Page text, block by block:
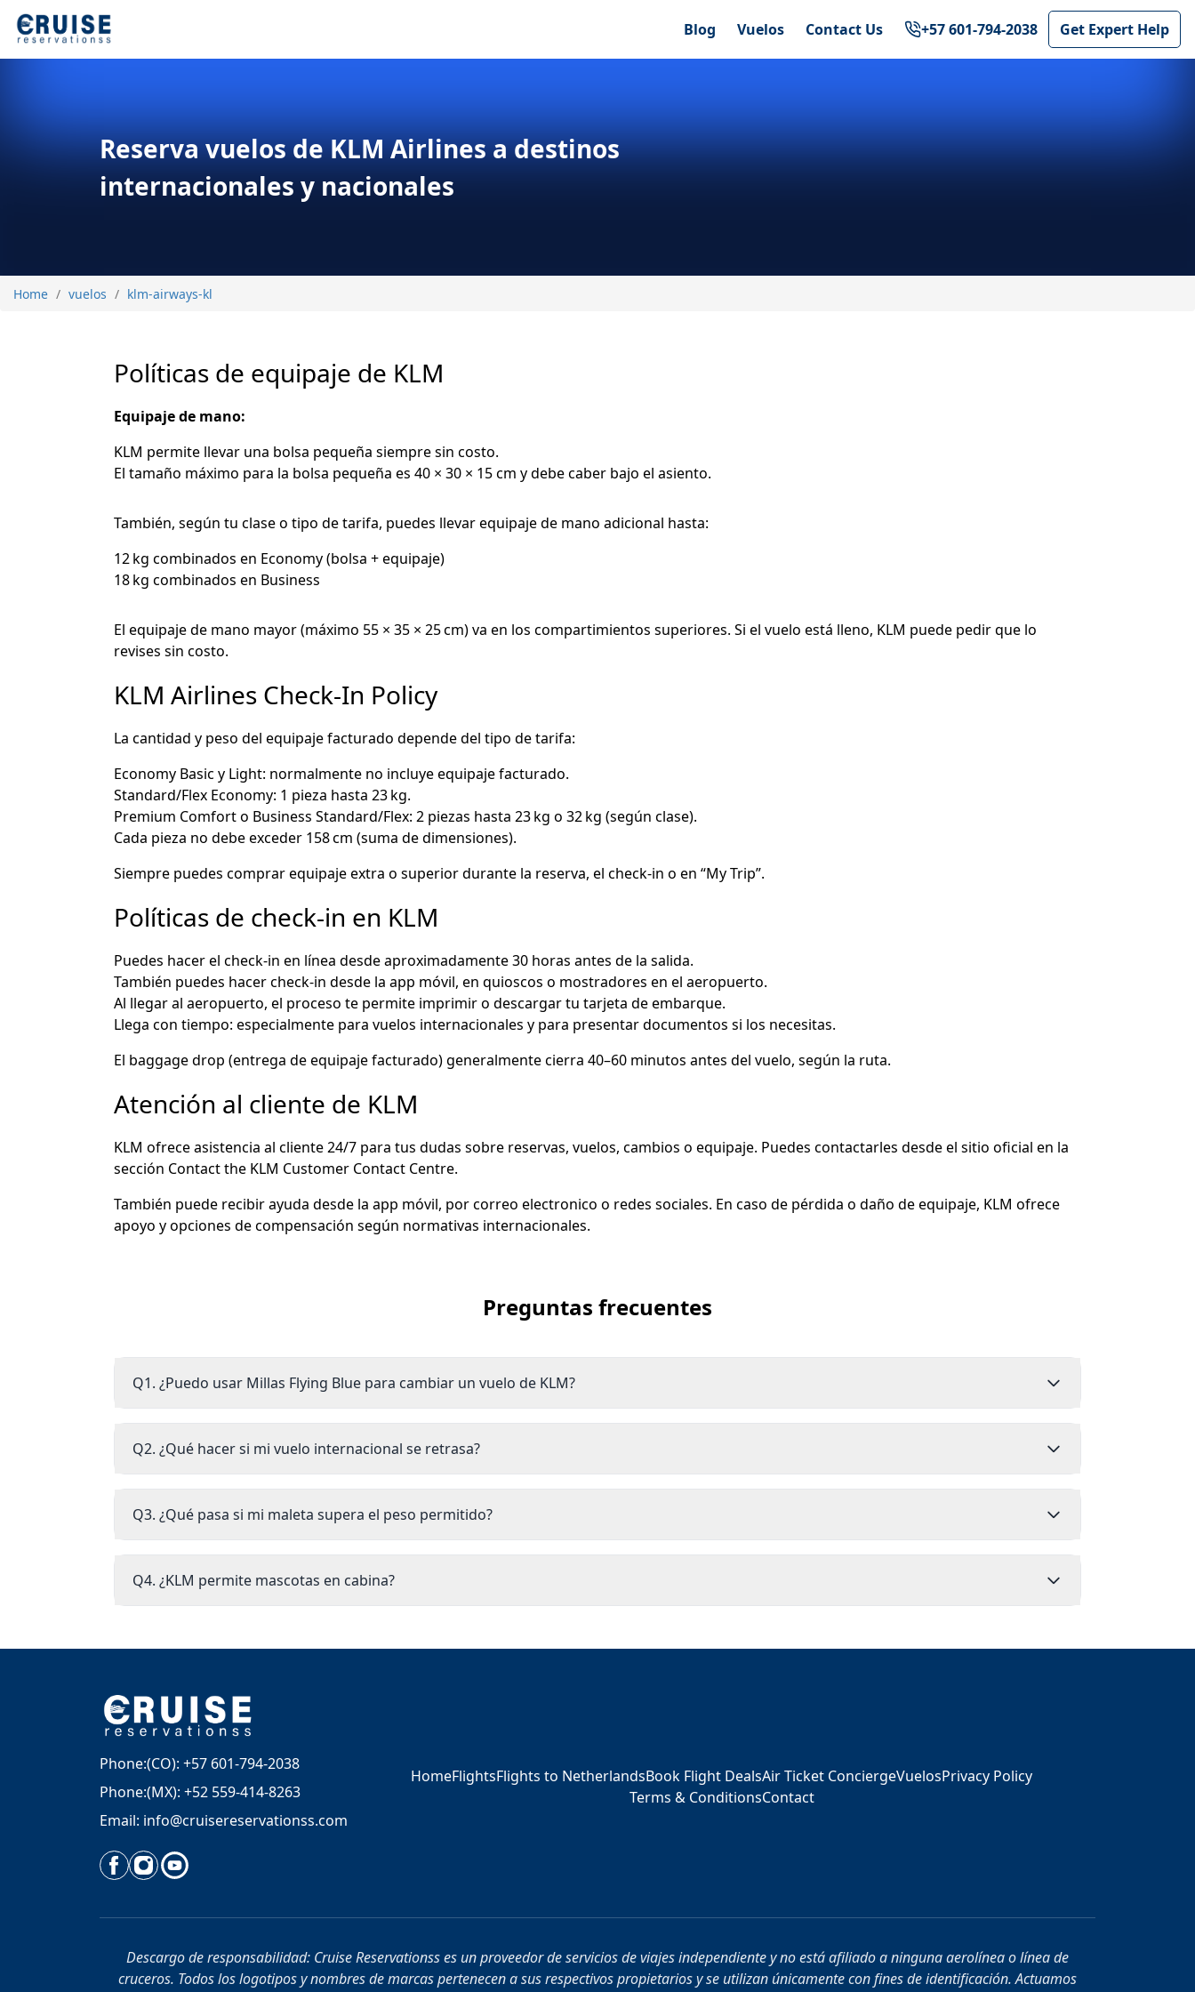
Blog Vuelos Contact Us +57 601-794-2038 Get Expert Help
Reserva vuelos de KLM Airlines a destinos
internacionales y nacionales
Home vuelos klm-airways-kl
Políticas de equipaje de KLM
Equipaje de mano:
KLM permite llevar una bolsa pequeña siempre sin costo.
El tamaño máximo para la bolsa pequeña es 40 × 30 × 15 cm y debe caber bajo el asiento.
También, según tu clase o tipo de tarifa, puedes llevar equipaje de mano adicional hasta:
12 kg combinados en Economy (bolsa + equipaje)
18 kg combinados en Business
El equipaje de mano mayor (máximo 55 × 35 × 25 cm) va en los compartimientos superiores. Si el vuelo está lleno, KLM puede pedir que lo
revises sin costo.
KLM Airlines Check-In Policy
La cantidad y peso del equipaje facturado depende del tipo de tarifa:
Economy Basic y Light: normalmente no incluye equipaje facturado.
Standard/Flex Economy: 1 pieza hasta 23 kg.
Premium Comfort o Business Standard/Flex: 2 piezas hasta 23 kg o 32 kg (según clase).
Cada pieza no debe exceder 158 cm (suma de dimensiones).
Siempre puedes comprar equipaje extra o superior durante la reserva, el check‑in o en “My Trip”.
Políticas de check‑in en KLM
Puedes hacer el check‑in en línea desde aproximadamente 30 horas antes de la salida.
También puedes hacer check‑in desde la app móvil, en quioscos o mostradores en el aeropuerto.
Al llegar al aeropuerto, el proceso te permite imprimir o descargar tu tarjeta de embarque.
Llega con tiempo: especialmente para vuelos internacionales y para presentar documentos si los necesitas.
El baggage drop (entrega de equipaje facturado) generalmente cierra 40–60 minutos antes del vuelo, según la ruta.
Atención al cliente de KLM
KLM ofrece asistencia al cliente 24/7 para tus dudas sobre reservas, vuelos, cambios o equipaje. Puedes contactarles desde el sitio oficial en la
sección Contact the KLM Customer Contact Centre.
También puede recibir ayuda desde la app móvil, por correo electronico o redes sociales. En caso de pérdida o daño de equipaje, KLM ofrece
apoyo y opciones de compensación según normativas internacionales.
Preguntas frecuentes
Q1. ¿Puedo usar Millas Flying Blue para cambiar un vuelo de KLM?
Q2. ¿Qué hacer si mi vuelo internacional se retrasa?
Q3. ¿Qué pasa si mi maleta supera el peso permitido?
Q4. ¿KLM permite mascotas en cabina?
Phone:(CO): +57 601-794-2038
Phone:(MX): +52 559-414-8263
Email: info@cruisereservationss.com
HomeFlightsFlights to NetherlandsBook Flight DealsAir Ticket ConciergeVuelosPrivacy Policy
Terms & ConditionsContact
Descargo de responsabilidad: Cruise Reservationss es un proveedor de servicios de viajes independiente y no está afiliado a ninguna aerolínea o línea de
cruceros. Todos los logotipos y nombres de marcas pertenecen a sus respectivos propietarios y se utilizan únicamente con fines de identificación. Actuamos